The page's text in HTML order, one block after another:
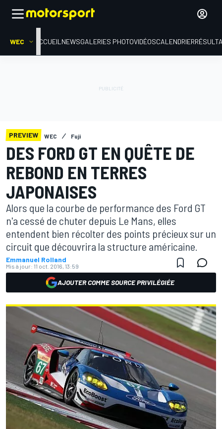
WEC ACCUEIL NEWSGALERIES PHOTOVIDÉOSCALENDRIER
PREVIEW WEC Fuji
DES FORD GT EN QUÊTE DE
REBOND EN TERRES
JAPONAISES
Alors que la courbe de performance des Ford GT
n'a cessé de chuter depuis Le Mans, elles
entendent bien récolter des points précieux sur un
circuit que découvrira la structure américaine.
Emmanuel Rolland
Mis à jour: 11 oct. 2016, 13:59
AJOUTER COMME SOURCE PRIVILÉGIÉE